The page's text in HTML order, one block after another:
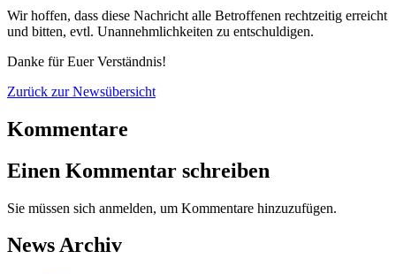
Wir hoffen, dass diese Nachricht alle Betroffenen rechtzeitig erreicht
und bitten, evtl. Unannehmlichkeiten zu entschuldigen.
Danke für Euer Verständnis!
Zurück zur Newsübersicht
Kommentare
Einen Kommentar schreiben
Sie müssen sich anmelden, um Kommentare hinzuzufügen.
News Archiv